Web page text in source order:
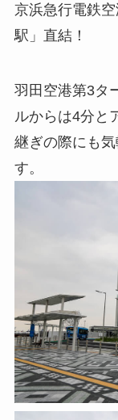
京浜急行電鉄
駅」直結！
羽田空港第3タ
ルからは4分と
継ぎの際にも
す。